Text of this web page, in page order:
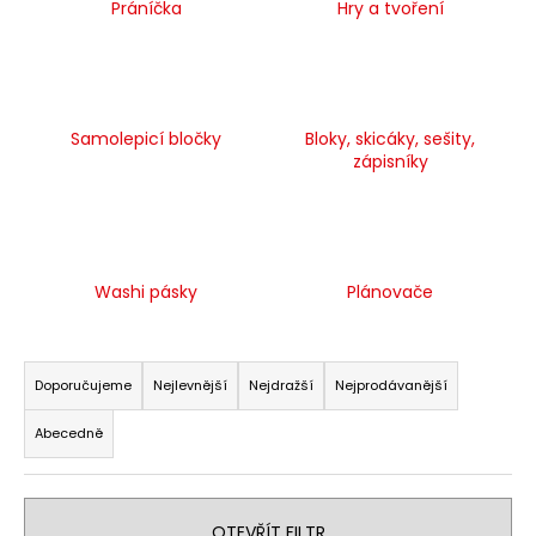
Práníčka Hry a tvoření
Samolepicí bločky
Bloky, skicáky, sešity,
zápisníky
Washi pásky Plánovače
Ř
a
z
e
n
Doporučujeme Nejlevnější Nejdražší Nejprodávanější
Abecedně
D
o
p
o